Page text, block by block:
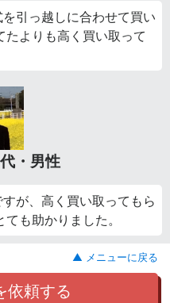
引っ越しに合わせて買い
よりも高く買い取って
・男性
が、高く買い取ってもら
も助かりました。
▲ メニューに戻る
依頼する